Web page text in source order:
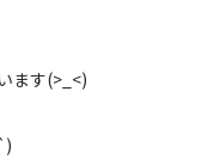
ます(>_<)